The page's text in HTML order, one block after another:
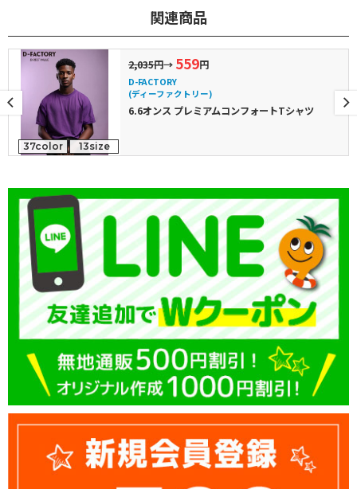
関連商品
37color 13size
2,035円→ 559円
D-FACTORY
(ディーファクトリー)
6.6オンス プレミアムコンフォートTシャツ